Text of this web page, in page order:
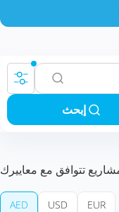
إبحث
AED USD EUR